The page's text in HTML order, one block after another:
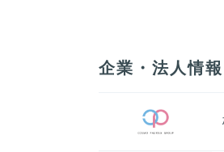
企業・法人情報